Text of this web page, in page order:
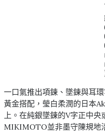
一口氣推出項鍊、墜鍊與耳
黃金搭配，瑩白柔潤的日本
上。在純銀墜鍊的V字正中
MIKIMOTO並非墨守陳規地